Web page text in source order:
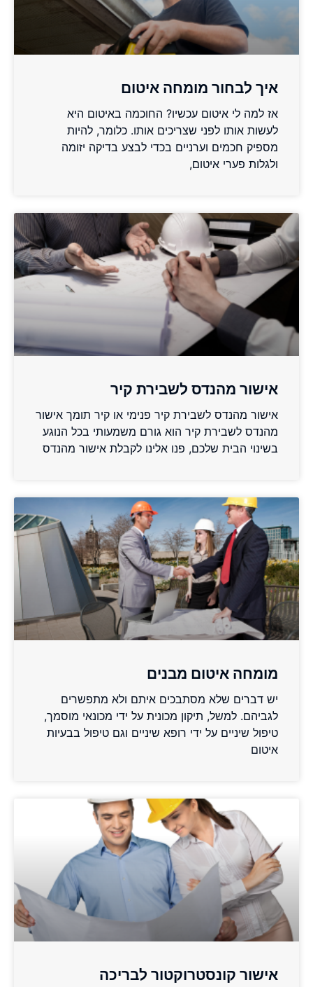
איך לבחור מומחה איטום
אז למה לי איטום עכשיו? החוכמה באיטום היא
לעשות אותו לפני שצריכים אותו. כלומר, להיות
מספיק חכמים וערניים בכדי לבצע בדיקה יזומה
ולגלות פערי איטום,
אישור מהנדס לשבירת קיר
אישור מהנדס לשבירת קיר פנימי או קיר תומך אישור
מהנדס לשבירת קיר הוא גורם משמעותי בכל הנוגע
בשינוי הבית שלכם, פנו אלינו לקבלת אישור מהנדס
מומחה איטום מבנים
יש דברים שלא מסתבכים איתם ולא מתפשרים
לגביהם. למשל, תיקון מכונית על ידי מכונאי מוסמך,
טיפול שיניים על ידי רופא שיניים וגם טיפול בבעיות
איטום
אישור קונסטרוקטור לבריכה